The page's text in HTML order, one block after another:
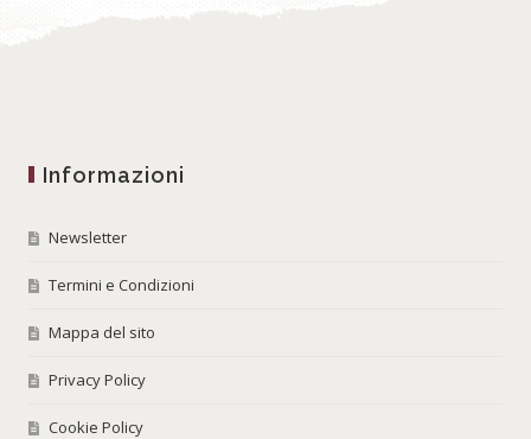
Informazioni
Newsletter
Termini e Condizioni
Mappa del sito
Privacy Policy
Cookie Policy